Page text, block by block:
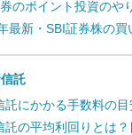
のポイント投資のや
最新・SBI証券株の買
託
託にかかる手数料の
託の平均利回りとは